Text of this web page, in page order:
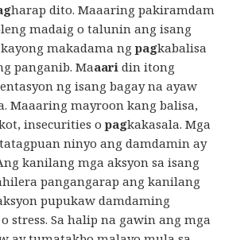
harap dito. Maaaring pakiramdam
madaig o talunin ang isang
kayong makadama ngpagkabalisa
panganib. Maaari din itong
ng isang bagay na ayaw
Maaaring mayroon kang balisa,
insecurities opagkakasala. Mga
ninyo ang damdamin ay
kanilang mga aksyon sa isang
pangangarap ang kanilang
pupukaw damdaming
stress. Sa halip na gawin ang mga